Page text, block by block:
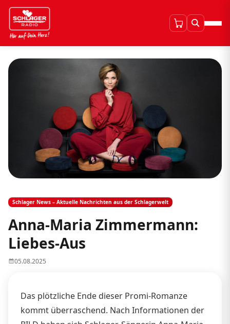
Schlager News – Aktuelle Nachrichten aus der Schlagerwelt
Anna-Maria Zimmermann:
Liebes-Aus
05.08.2025
Das plötzliche Ende dieser Promi-Romanze
kommt überraschend. Nach Informationen der